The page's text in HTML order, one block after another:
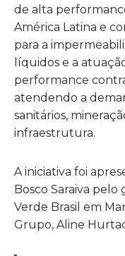
de alta
América Latina e
para a
líquidos e a
performance
atendendo a
sanitários,
infraestrutura.
A iniciativa foi
Bosco Saraiva
Verde Brasil em
Grupo, Aline